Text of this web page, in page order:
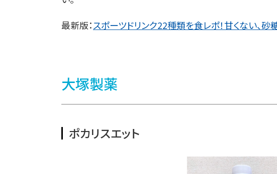
最新版：スポーツドリンク22種類を食レポ！甘くない、
大塚製薬
ポカリスエット